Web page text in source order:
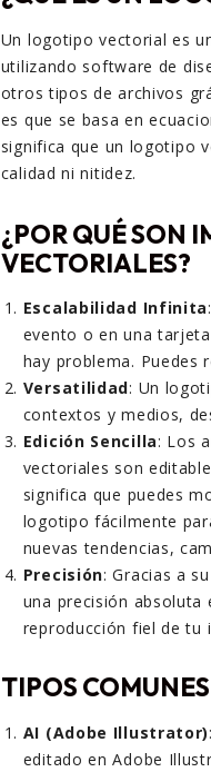
Un logotipo vectorial es
utilizando software de
otros tipos de archivos
es que se basa en
significa que un logotipo
calidad ni nitidez.
¿POR QUÉ SON
VECTORIALES?
Escalabilidad Infinita
evento o en una
hay problema. Puedes
Versatilidad: Un
contextos y medios,
Edición Sencilla: Los
vectoriales son
significa que puedes
logotipo fácilmente
nuevas tendencias,
Precisión: Gracias a
una precisión absoluta
reproducción fiel de tu
TIPOS
AI (Adobe Illustrator)
editado en Adobe